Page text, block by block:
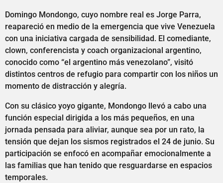
Domingo Mondongo, cuyo nombre real es Jorge Parra,
reapareció en medio de la emergencia que vive Venezuela
con una iniciativa cargada de sensibilidad. El comediante,
clown, conferencista y coach organizacional argentino,
conocido como “el argentino más venezolano”, visitó
distintos centros de refugio para compartir con los niños un
momento de distracción y alegría.
Con su clásico yoyo gigante, Mondongo llevó a cabo una
función especial dirigida a los más pequeños, en una
jornada pensada para aliviar, aunque sea por un rato, la
tensión que dejan los sismos registrados el 24 de junio. Su
participación se enfocó en acompañar emocionalmente a
las familias que han tenido que resguardarse en espacios
temporales.